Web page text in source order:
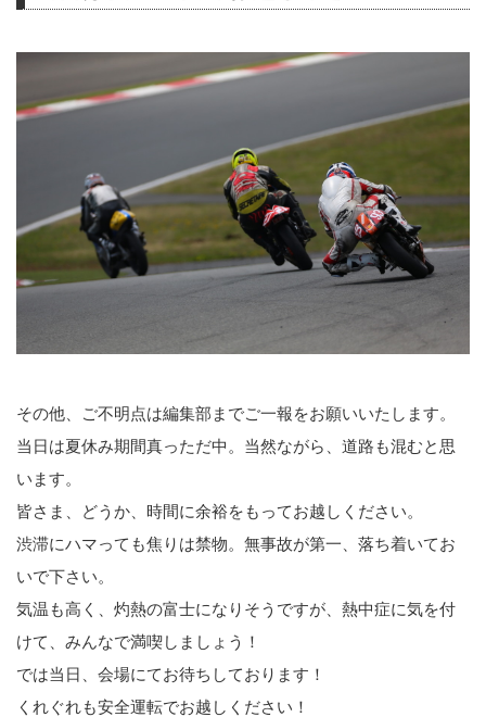
その他、ご不明点は編集部までご一報をお願いいたします。
当日は夏休み期間真っただ中。当然ながら、道路も混むと思
います。
皆さま、どうか、時間に余裕をもってお越しください。
渋滞にハマっても焦りは禁物。無事故が第一、落ち着いてお
いで下さい。
気温も高く、灼熱の富士になりそうですが、熱中症に気を付
けて、みんなで満喫しましょう！
では当日、会場にてお待ちしております！
くれぐれも安全運転でお越しください！